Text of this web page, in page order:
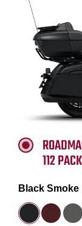
112
Black Smoke